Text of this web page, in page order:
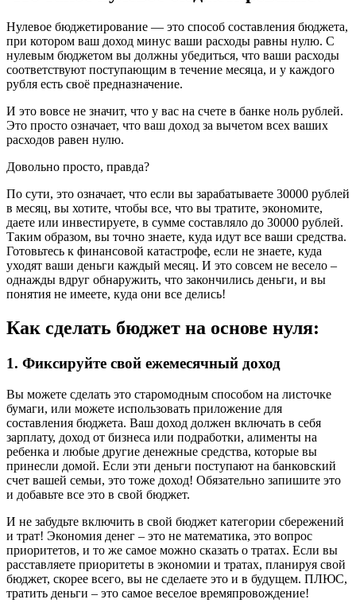
Нулевое бюджетирование — это способ составления бюджета,
при котором ваш доход минус ваши расходы равны нулю. С
нулевым бюджетом вы должны убедиться, что ваши расходы
соответствуют поступающим в течение месяца, и у каждого
рубля есть своё предназначение.
И это вовсе не значит, что у вас на счете в банке ноль рублей.
Это просто означает, что ваш доход за вычетом всех ваших
расходов равен нулю.
Довольно просто, правда?
По сути, это означает, что если вы зарабатываете 30000 рублей
в месяц, вы хотите, чтобы все, что вы тратите, экономите,
даете или инвестируете, в сумме составляло до 30000 рублей.
Таким образом, вы точно знаете, куда идут все ваши средства.
Готовьтесь к финансовой катастрофе, если не знаете, куда
уходят ваши деньги каждый месяц. И это совсем не весело –
однажды вдруг обнаружить, что закончились деньги, и вы
понятия не имеете, куда они все делись!
Как сделать бюджет на основе нуля:
1. Фиксируйте свой ежемесячный доход
Вы можете сделать это старомодным способом на листочке
бумаги, или можете использовать приложение для
составления бюджета. Ваш доход должен включать в себя
зарплату, доход от бизнеса или подработки, алименты на
ребенка и любые другие денежные средства, которые вы
принесли домой. Если эти деньги поступают на банковский
счет вашей семьи, это тоже доход! Обязательно запишите это
и добавьте все это в свой бюджет.
И не забудьте включить в свой бюджет категории сбережений
и трат! Экономия денег – это не математика, это вопрос
приоритетов, и то же самое можно сказать о тратах. Если вы
расставляете приоритеты в экономии и тратах, планируя свой
бюджет, скорее всего, вы не сделаете это и в будущем. ПЛЮС,
тратить деньги – это самое веселое времяпровождение!